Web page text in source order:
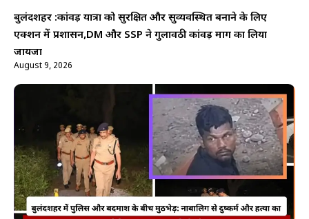
बुलंदशहर :कांवड़ यात्रा को सुरक्षित और सुव्यवस्थित बनाने के लिए
एक्शन में प्रशासन,DM और SSP ने गुलावठी कांवड़ मार्ग का लिया
जायजा
August 9, 2026